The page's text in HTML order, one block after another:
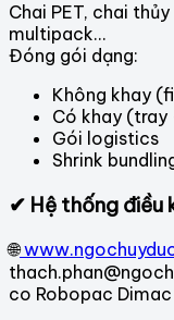
Chai PET, chai
multipack…
Đóng gói dạng:
Không khay
Có khay (tray
Gói logistics
Shrink
✔ Hệ thống điều
🌐
co Robopac